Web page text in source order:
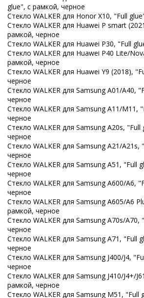
glue", с рамкой, черное
Стекло WALKER для Honor X10, "Full
Стекло WALKER для Huawei P smart
рамкой, черное
Стекло WALKER для Huawei P30, "Full
Стекло WALKER для Huawei P40 Lite/
рамкой, черное
Стекло WALKER для Huawei Y9 (2018),
черное
Стекло WALKER для Samsung A01/A40,
черное
Стекло WALKER для Samsung A11/M11,
черное
Стекло WALKER для Samsung A20s,
черное
Стекло WALKER для Samsung A21/A21s,
черное
Стекло WALKER для Samsung A51, "Full
черное
Стекло WALKER для Samsung A600/A6,
черное
Стекло WALKER для Samsung A605/A6
рамкой, черное
Стекло WALKER для Samsung A70s/A70,
черное
Стекло WALKER для Samsung A71, "Full
черное
Стекло WALKER для Samsung J400/J4,
черное
Стекло WALKER для Samsung J410/J4+/
рамкой, черное
Стекло WALKER для Samsung M51, "Full